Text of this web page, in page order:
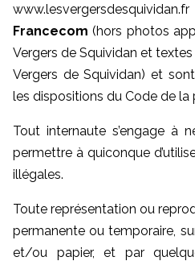
Francecom (hors photos
Vergers de Squividan et
Vergers de Squividan) et
les dispositions du Code de
Tout internaute s’engage à
permettre à quiconque
illégales.
Toute représentation ou
permanente ou temporaire,
et/ou papier, et par